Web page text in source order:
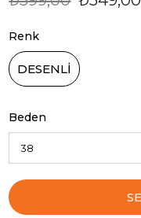
Renk
DESENLİ
Beden